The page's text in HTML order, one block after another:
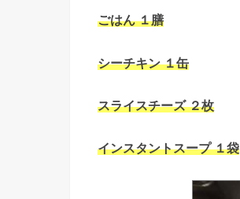
ごはん １膳
シーチキン １缶
スライスチーズ ２枚
インスタントスープ １袋